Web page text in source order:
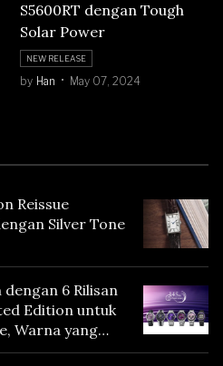
S5600RT dengan Tough
Solar Power
NEW RELEASE
by Han May 07, 2024
Reissue
Silver Tone
dengan 6 Rilisan
Edition untuk
Warna yang